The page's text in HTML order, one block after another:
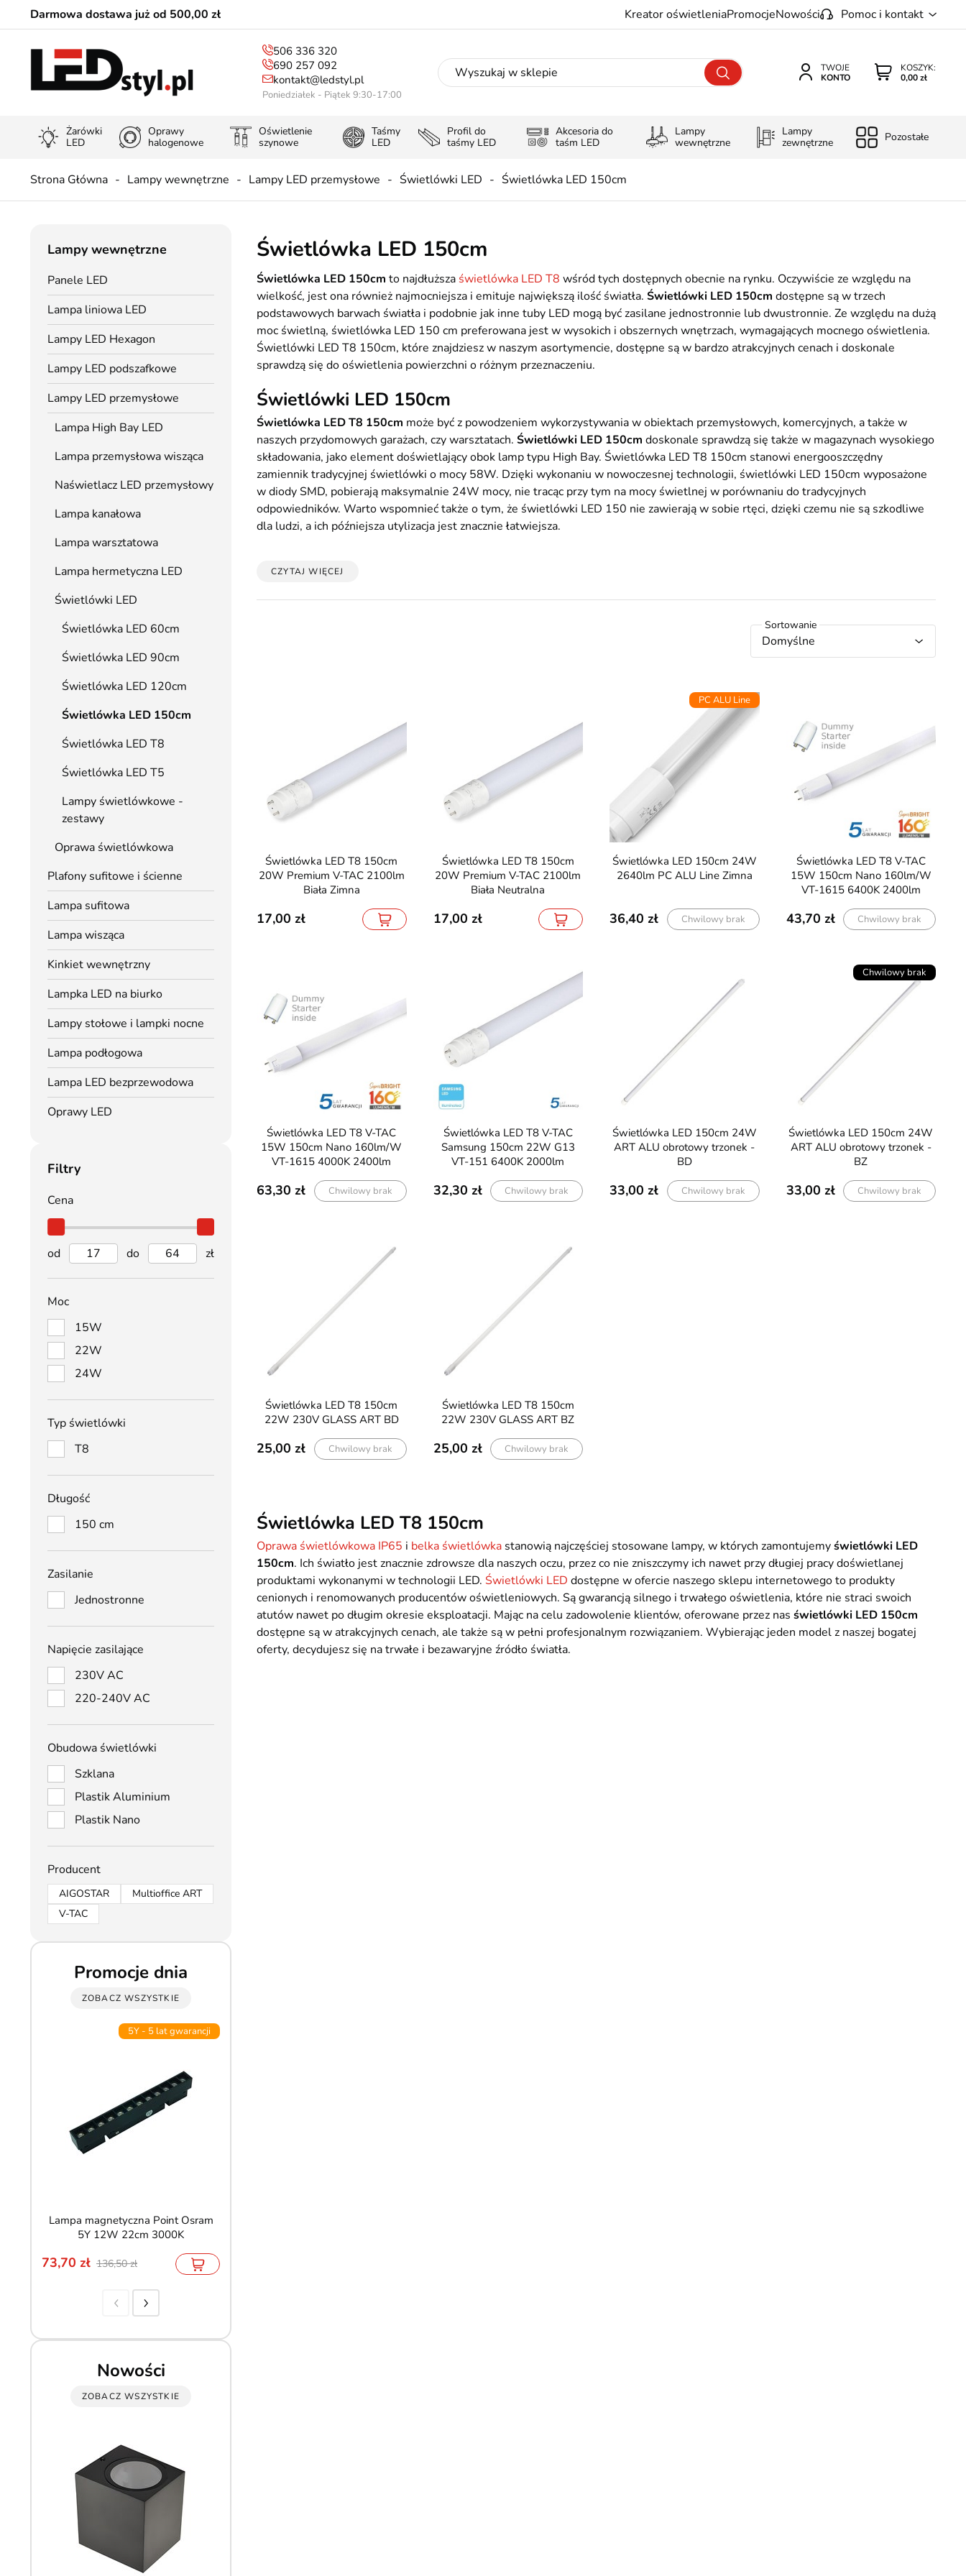
Darmowa dostawa już od 500,00 zł Kreator oświetleniaPromocjeNowości Pomoc i kontakt
KOSZYK:
0,00 zł
TWOJE
KONTO
506 336 320
690 257 092
kontakt@ledstyl.pl
Poniedziałek - Piątek 9:30-17:00
Żarówki
LED
Oprawy
halogenowe
Oświetlenie
szynowe
Taśmy
LED
Profil do
taśmy LED
Akcesoria do
taśm LED
Lampy
wewnętrzne
Lampy
zewnętrzne
Pozostałe
Strona Główna Lampy wewnętrzne Lampy LED przemysłowe Świetlówki LED Świetlówka LED 150cm
Lampy wewnętrzne
Panele LED
Lampa liniowa LED
Lampy LED Hexagon
Lampy LED podszafkowe
Lampy LED przemysłowe
Lampa High Bay LED
Lampa przemysłowa wisząca
Naświetlacz LED przemysłowy
Lampa kanałowa
Lampa warsztatowa
Lampa hermetyczna LED
Świetlówki LED
Świetlówka LED 60cm
Świetlówka LED 90cm
Świetlówka LED 120cm
Świetlówka LED 150cm
Świetlówka LED T8
Świetlówka LED T5
Lampy świetlówkowe -
zestawy
Oprawa świetlówkowa
Plafony sufitowe i ścienne
Lampa sufitowa
Lampa wisząca
Kinkiet wewnętrzny
Lampka LED na biurko
Lampy stołowe i lampki nocne
Lampa podłogowa
Lampa LED bezprzewodowa
Oprawy LED
Filtry
Cena
od do zł
Moc
15W
22W
24W
Typ świetlówki
T8
Długość
150 cm
Zasilanie
Jednostronne
Napięcie zasilające
230V AC
220-240V AC
Obudowa świetlówki
Szklana
Plastik Aluminium
Plastik Nano
Producent
AIGOSTAR
Multioffice ART
V-TAC
Promocje dnia
ZOBACZ WSZYSTKIE
5Y - 5 lat gwarancji
Lampa magnetyczna Point Osram
5Y 12W 22cm 3000K
73,70 136,50
Nowości
ZOBACZ WSZYSTKIE
Świetlówka LED 150cm
Świetlówka LED 150cm to najdłuższa świetlówka LED T8 wśród tych dostępnych obecnie na rynku. Oczywiście ze względu na
wielkość, jest ona również najmocniejsza i emituje największą ilość światła. Świetlówki LED 150cm dostępne są w trzech
podstawowych barwach światła i podobnie jak inne tuby LED mogą być zasilane jednostronnie lub dwustronnie. Ze względu na dużą
moc świetlną, świetlówka LED 150 cm preferowana jest w wysokich i obszernych wnętrzach, wymagających mocnego oświetlenia.
Świetlówki LED T8 150cm, które znajdziesz w naszym asortymencie, dostępne są w bardzo atrakcyjnych cenach i doskonale
sprawdzą się do oświetlenia powierzchni o różnym przeznaczeniu.
Świetlówki LED 150cm
Świetlówka LED T8 150cm może być z powodzeniem wykorzystywania w obiektach przemysłowych, komercyjnych, a także w
naszych przydomowych garażach, czy warsztatach. Świetlówki LED 150cm doskonale sprawdzą się także w magazynach wysokiego
składowania, jako element doświetlający obok lamp typu High Bay. Świetlówka LED T8 150cm stanowi energooszczędny
zamiennik tradycyjnej świetlówki o mocy 58W. Dzięki wykonaniu w nowoczesnej technologii, świetlówki LED 150cm wyposażone
w diody SMD, pobierają maksymalnie 24W mocy, nie tracąc przy tym na mocy świetlnej w porównaniu do tradycyjnych
odpowiedników. Warto wspomnieć także o tym, że świetlówki LED 150 nie zawierają w sobie rtęci, dzięki czemu nie są szkodliwe
dla ludzi, a ich późniejsza utylizacja jest znacznie łatwiejsza.
CZYTAJ WIĘCEJ
Domyślne
Świetlówka LED T8 150cm
20W Premium V-TAC 2100lm
Biała Zimna
17,00
Świetlówka LED T8 150cm
20W Premium V-TAC 2100lm
Biała Neutralna
17,00
PC ALU Line
Świetlówka LED 150cm 24W
2640lm PC ALU Line Zimna
36,40 Chwilowy brak
Świetlówka LED T8 V-TAC
15W 150cm Nano 160lm/W
VT-1615 6400K 2400lm
43,70 Chwilowy brak
Świetlówka LED T8 V-TAC
15W 150cm Nano 160lm/W
VT-1615 4000K 2400lm
63,30 Chwilowy brak
Świetlówka LED T8 V-TAC
Samsung 150cm 22W G13
VT-151 6400K 2000lm
32,30 Chwilowy brak
Świetlówka LED 150cm 24W
ART ALU obrotowy trzonek -
BD
33,00 Chwilowy brak
Chwilowy brak
Świetlówka LED 150cm 24W
ART ALU obrotowy trzonek -
BZ
33,00 Chwilowy brak
Świetlówka LED T8 150cm
22W 230V GLASS ART BD
25,00 Chwilowy brak
Świetlówka LED T8 150cm
22W 230V GLASS ART BZ
25,00 Chwilowy brak
Świetlówka LED T8 150cm
Oprawa świetlówkowa IP65 i belka świetlówka stanowią najczęściej stosowane lampy, w których zamontujemyświetlówki LED
150cm. Ich światło jest znacznie zdrowsze dla naszych oczu, przez co nie zniszczymy ich nawet przy długiej pracy doświetlanej
produktami wykonanymi w technologii LED. Świetlówki LED dostępne w ofercie naszego sklepu internetowego to produkty
cenionych i renomowanych producentów oświetleniowych. Są gwarancją silnego i trwałego oświetlenia, które nie straci swoich
atutów nawet po długim okresie eksploatacji. Mając na celu zadowolenie klientów, oferowane przez nas świetlówki LED 150cm
dostępne są w atrakcyjnych cenach, ale także są w pełni profesjonalnym rozwiązaniem. Wybierając jeden model z naszej bogatej
oferty, decydujesz się na trwałe i bezawaryjne źródło światła.